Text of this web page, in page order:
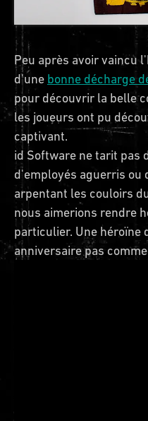
Peu après avoir vaincu
d'une bonne décharge
pour découvrir la belle
les joueurs ont pu
captivant.
id Software ne tarit pas
d'employés aguerris ou
arpentant les couloirs
nous aimerions rendre
particulier. Une héroïne
anniversaire pas